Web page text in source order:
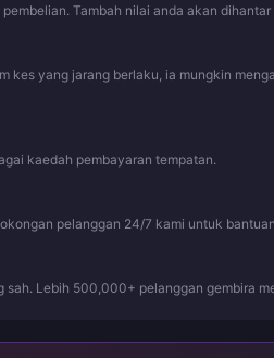
Tambah nilai anda akan
kes yang jarang berlaku, ia mungkin
kaedah pembayaran tempatan.
pelanggan 24/7 kami untuk
Lebih 500,000+ pelanggan gembira